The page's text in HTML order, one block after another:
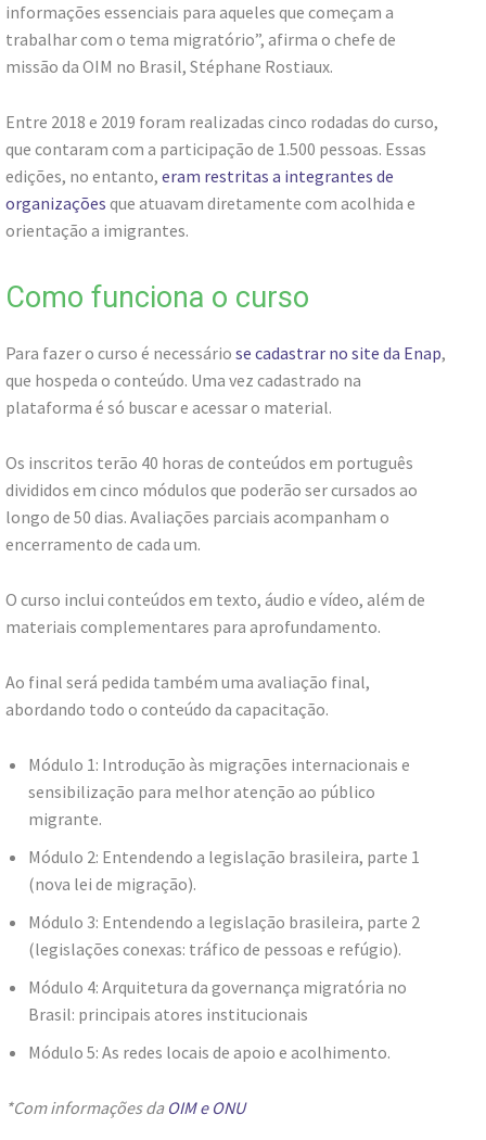
informações essenciais para aqueles que começam a
trabalhar com o tema migratório”, afirma o chefe de
missão da OIM no Brasil, Stéphane Rostiaux.
Entre 2018 e 2019 foram realizadas cinco rodadas do curso,
que contaram com a participação de 1.500 pessoas. Essas
edições, no entanto, eram restritas a integrantes de
organizações que atuavam diretamente com acolhida e
orientação a imigrantes.
Como funciona o curso
Para fazer o curso é necessário se cadastrar no site da Enap,
que hospeda o conteúdo. Uma vez cadastrado na
plataforma é só buscar e acessar o material.
Os inscritos terão 40 horas de conteúdos em português
divididos em cinco módulos que poderão ser cursados ao
longo de 50 dias. Avaliações parciais acompanham o
encerramento de cada um.
O curso inclui conteúdos em texto, áudio e vídeo, além de
materiais complementares para aprofundamento.
Ao final será pedida também uma avaliação final,
abordando todo o conteúdo da capacitação.
Módulo 1: Introdução às migrações internacionais e
sensibilização para melhor atenção ao público
migrante.
Módulo 2: Entendendo a legislação brasileira, parte 1
(nova lei de migração).
Módulo 3: Entendendo a legislação brasileira, parte 2
(legislações conexas: tráfico de pessoas e refúgio).
Módulo 4: Arquitetura da governança migratória no
Brasil: principais atores institucionais
Módulo 5: As redes locais de apoio e acolhimento.
*Com informações da OIM e ONU